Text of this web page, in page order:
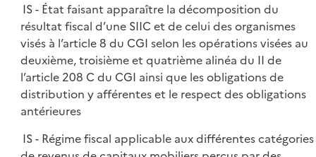
IS - État faisant apparaître la décomposition du
résultat fiscal d’une SIIC et de celui des organismes
visés à l’article 8 du CGI selon les opérations visées au
deuxième, troisième et quatrième alinéa du II de
l’article 208 C du CGI ainsi que les obligations de
distribution y afférentes et le respect des obligations
antérieures
IS - Régime fiscal applicable aux différentes catégories